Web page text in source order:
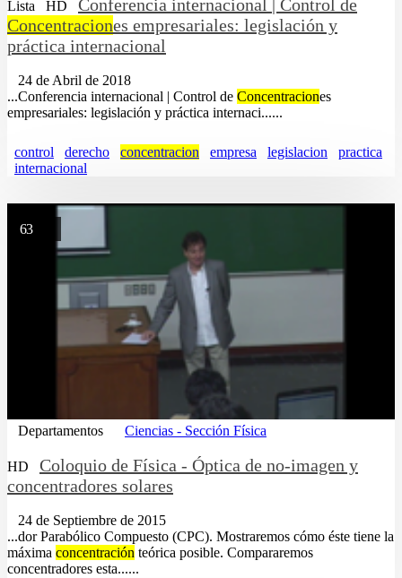
Lista HD
Conferencia internacional | Control de
Concentraciones empresariales: legislación y
práctica internacional
24 de Abril de 2018
...Conferencia internacional | Control de Concentraciones
empresariales: legislación y práctica internaci......
control derecho concentracion empresa legislacion
practica
internacional
63
Departamentos Ciencias - Sección Física
HD
Coloquio de Física - Óptica de no-imagen y
concentradores solares
24 de Septiembre de 2015
...dor Parabólico Compuesto (CPC). Mostraremos cómo éste tiene la
máxima concentración teórica posible. Compararemos
concentradores esta......